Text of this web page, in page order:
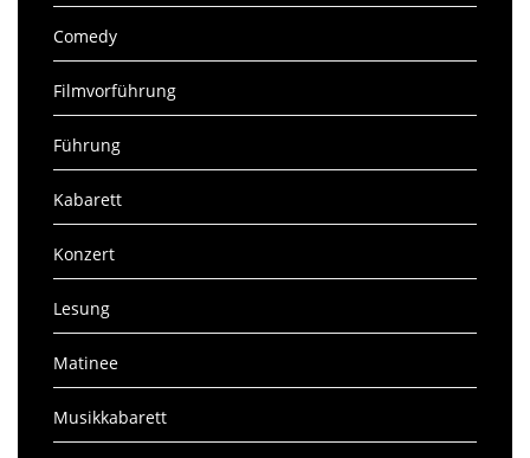
Comedy
Filmvorführung
Führung
Kabarett
Konzert
Lesung
Matinee
Musikkabarett